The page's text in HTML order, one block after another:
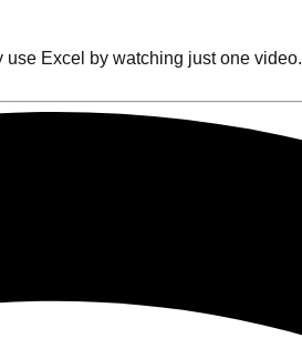
Excel by watching just one video.